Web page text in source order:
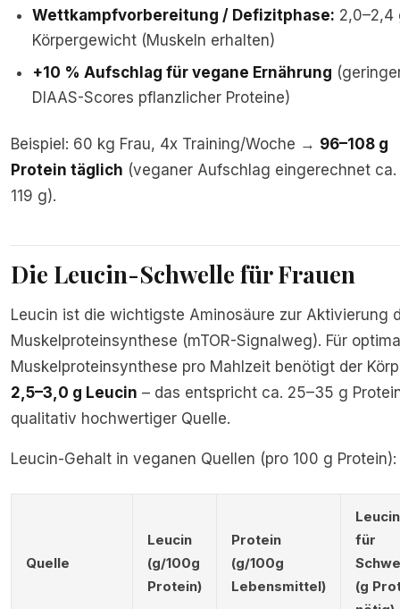
Wettkampfvorbereitung / Defizitphase: 2,0–2,4
Körpergewicht (Muskeln erhalten)
+10 % Aufschlag für vegane Ernährung
DIAAS-Scores pflanzlicher Proteine)
Beispiel: 60 kg Frau, 4x Training/Woche → 96–108 g
Protein täglich (veganer Aufschlag eingerechnet ca.
119 g).
Die Leucin-Schwelle für Frauen
Leucin ist die wichtigste Aminosäure zur Aktivierung
Muskelproteinsynthese (mTOR-Signalweg). Für
Muskelproteinsynthese pro Mahlzeit benötigt der
2,5–3,0 g Leucin – das entspricht ca. 25–35 g
qualitativ hochwertiger Quelle.
Leucin-Gehalt in veganen Quellen (pro 100 g Protein):
Quelle
Leucin
(g/100g
Protein)
Protein
(g/100g
Lebensmittel)
Leucin
für
(g